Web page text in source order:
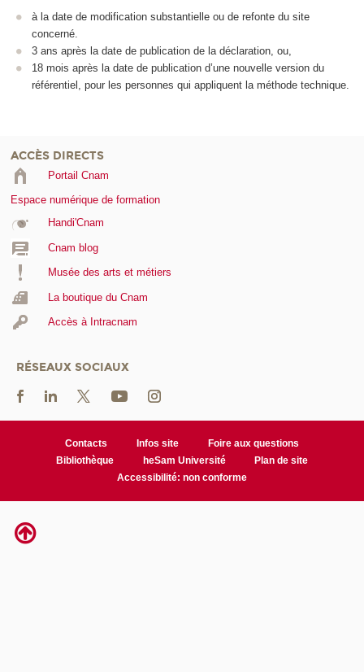
à la date de modification substantielle ou de refonte du site
concerné.
3 ans après la date de publication de la déclaration, ou,
18 mois après la date de publication d’une nouvelle version du
référentiel, pour les personnes qui appliquent la méthode technique.
ACCÈS DIRECTS
Portail Cnam
Espace numérique de formation
Handi'Cnam
Cnam blog
Musée des arts et métiers
La boutique du Cnam
Accès à Intracnam
RÉSEAUX SOCIAUX
Contacts Infos site
Foire aux questions
Bibliothèque
heSam Université
Plan de site
Accessibilité: non conforme